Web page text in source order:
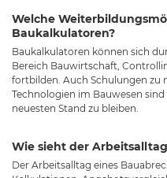
Welche
Baukalkulatoren?
Baukalkulatoren können sich
Bereich Bauwirtschaft,
fortbilden. Auch Schulungen zu
Technologien im Bauwesen
neuesten Stand zu bleiben.
Wie sieht der
Der Arbeitsalltag eines